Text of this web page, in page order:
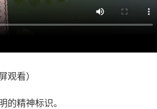
观看）
的精神标识。